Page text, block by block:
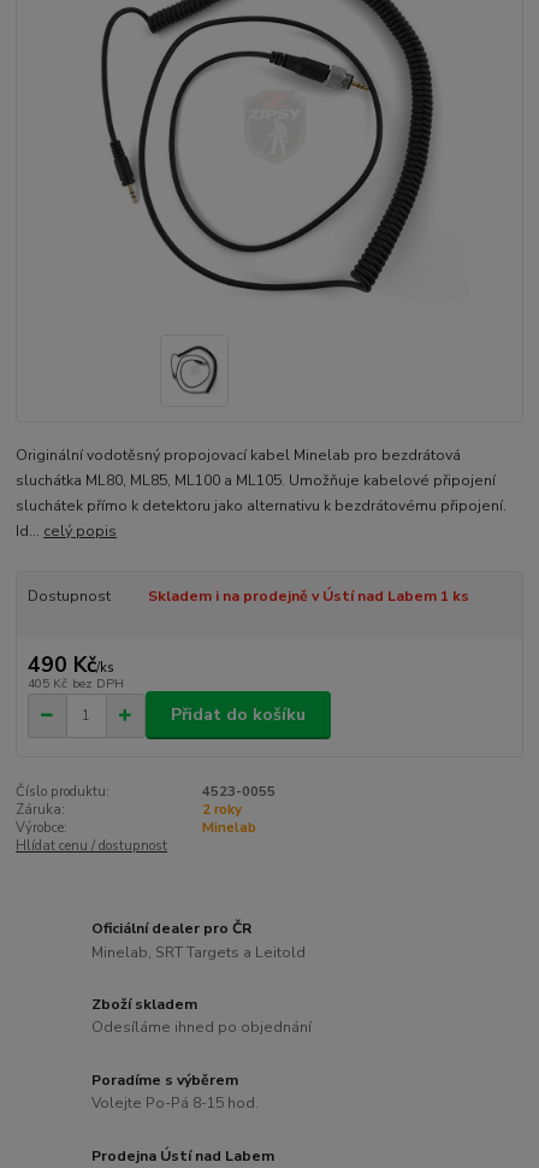
Originální vodotěsný propojovací kabel Minelab pro bezdrátová
sluchátka ML80, ML85, ML100 a ML105. Umožňuje kabelové připojení
sluchátek přímo k detektoru jako alternativu k bezdrátovému připojení.
Id... celý popis
Dostupnost Skladem i na prodejně v Ústí nad Labem 1 ks
490 Kč/ks
405 Kč bez DPH
Přidat do košíku
Číslo produktu:
4523-0055
Záruka:
2 roky
Výrobce:
Minelab
Hlídat cenu / dostupnost
Oficiální dealer pro ČR
Minelab, SRT Targets a Leitold
Zboží skladem
Odesíláme ihned po objednání
Poradíme s výběrem
Volejte Po-Pá 8-15 hod.
Prodejna Ústí nad Labem